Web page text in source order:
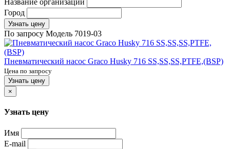
Название организации
Город
Узнать цену
По запросу Модель 7019-03
Пневматический насос Graco Husky 716 SS,SS,SS,PTFE,(BSP)
Цена по запросу
Узнать цену
×
Узнать цену
Имя
E-mail